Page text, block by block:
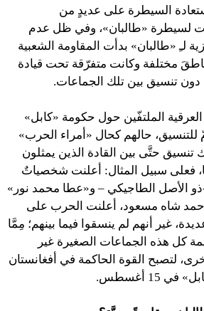
السيطرة على عديدٍ من
لسيطرة «طالبان»، وفي ظل عدم
لـِ «طالبان» بدأت المقاومة الشعبية
مختلفة وكانت متفرّقة تحت قيادة
تنسيق بين تلك الجماعات.
الملتفّين حول حكومة «كابل»
للتنسيق، حالهم كحال «أمراء الحرب»
تنسيق حتَّى بين القادة الذين يمثلون
فعلى سبيل المثال: أعلنت شخصياتٌ
الأصل الطاجيكي – و«عطا محمد نور»
شاه مسعود، أعلنت الحرب على
غير أنهم لم ينسقوا فيما بينهم؛ مِمَّا
كل هذه الجماعات الصغيرة غير
لتصبح القوة الحاكمة في أفغانستان
15 أغسطس.